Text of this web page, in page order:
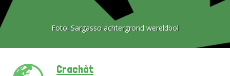
Foto: Sargasso achtergrond wereldbol
Crachàt